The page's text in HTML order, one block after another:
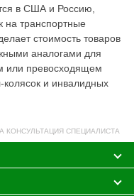
в США и Россию,
транспортные
стоимость товаров
аналогами для
или превосходящем
колясок и инвалидных
СПЕЦИАЛИСТА